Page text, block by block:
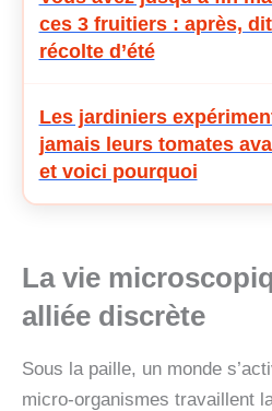
ces 3 fruitiers : après,
récolte d’été
Les jardiniers
jamais leurs tomates
et voici pourquoi
La vie
alliée discrète
Sous la paille, un monde
micro-organismes travaillent